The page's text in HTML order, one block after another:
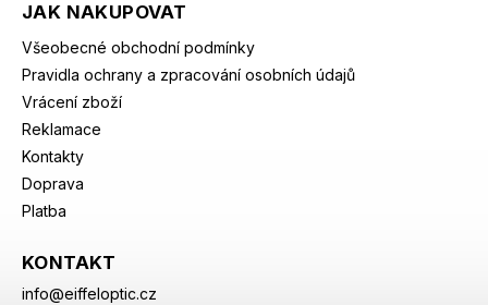
JAK NAKUPOVAT
Všeobecné obchodní podmínky
Pravidla ochrany a zpracování osobních údajů
Vrácení zboží
Reklamace
Kontakty
Doprava
Platba
KONTAKT
info@eiffeloptic.cz